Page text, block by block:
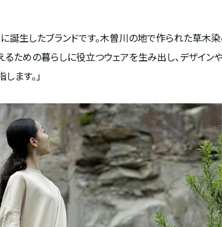
誕生したブランドです。木曽川の地で作られた草木
めの暮らしに役立つウェアを生み出し、デザイン
ます。」